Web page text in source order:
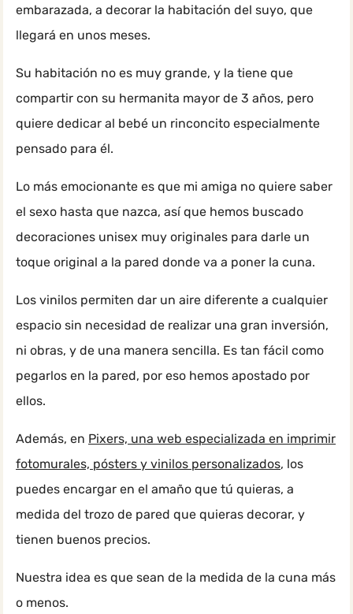
embarazada, a decorar la habitación del suyo, que
llegará en unos meses.
Su habitación no es muy grande, y la tiene que
compartir con su hermanita mayor de 3 años, pero
quiere dedicar al bebé un rinconcito especialmente
pensado para él.
Lo más emocionante es que mi amiga no quiere saber
el sexo hasta que nazca, así que hemos buscado
decoraciones unisex muy originales para darle un
toque original a la pared donde va a poner la cuna.
Los vinilos permiten dar un aire diferente a cualquier
espacio sin necesidad de realizar una gran inversión,
ni obras, y de una manera sencilla. Es tan fácil como
pegarlos en la pared, por eso hemos apostado por
ellos.
Además, en Pixers, una web especializada en imprimir
fotomurales, pósters y vinilos personalizados, los
puedes encargar en el amaño que tú quieras, a
medida del trozo de pared que quieras decorar, y
tienen buenos precios.
Nuestra idea es que sean de la medida de la cuna más
o menos.